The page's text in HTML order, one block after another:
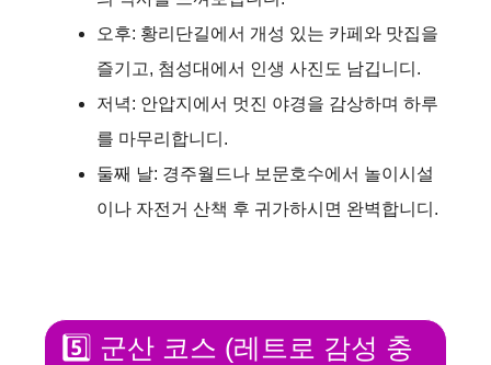
오후: 황리단길에서 개성 있는 카페와 맛집을
즐기고, 첨성대에서 인생 사진도 남깁니디.
저녁: 안압지에서 멋진 야경을 감상하며 하루
를 마무리합니디.
둘째 날: 경주월드나 보문호수에서 놀이시설
이나 자전거 산책 후 귀가하시면 완벽합니디.
5️⃣ 군산 코스 (레트로 감성 충